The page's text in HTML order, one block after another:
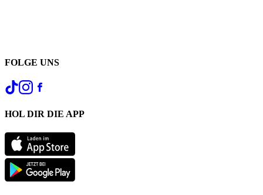
FOLGE UNS
HOL DIR DIE APP